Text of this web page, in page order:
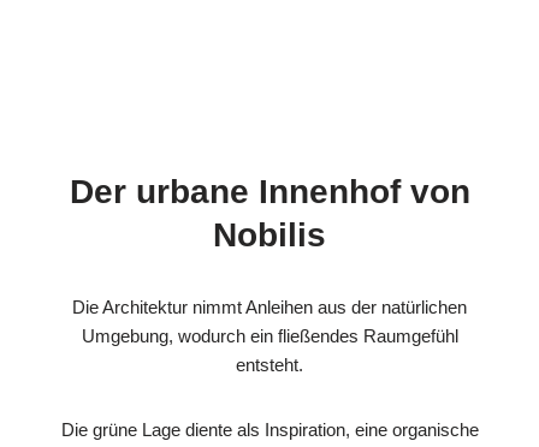
Der urbane Innenhof von
Nobilis
Die Architektur nimmt Anleihen aus der natürlichen
Umgebung, wodurch ein fließendes Raumgefühl
entsteht.
Die grüne Lage diente als Inspiration, eine organische